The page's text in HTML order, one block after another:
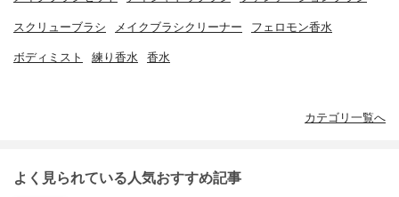
スクリューブラシ メイクブラシクリーナー フェロモン香水
ボディミスト 練り香水 香水
カテゴリ一覧へ
よく見られている人気おすすめ記事